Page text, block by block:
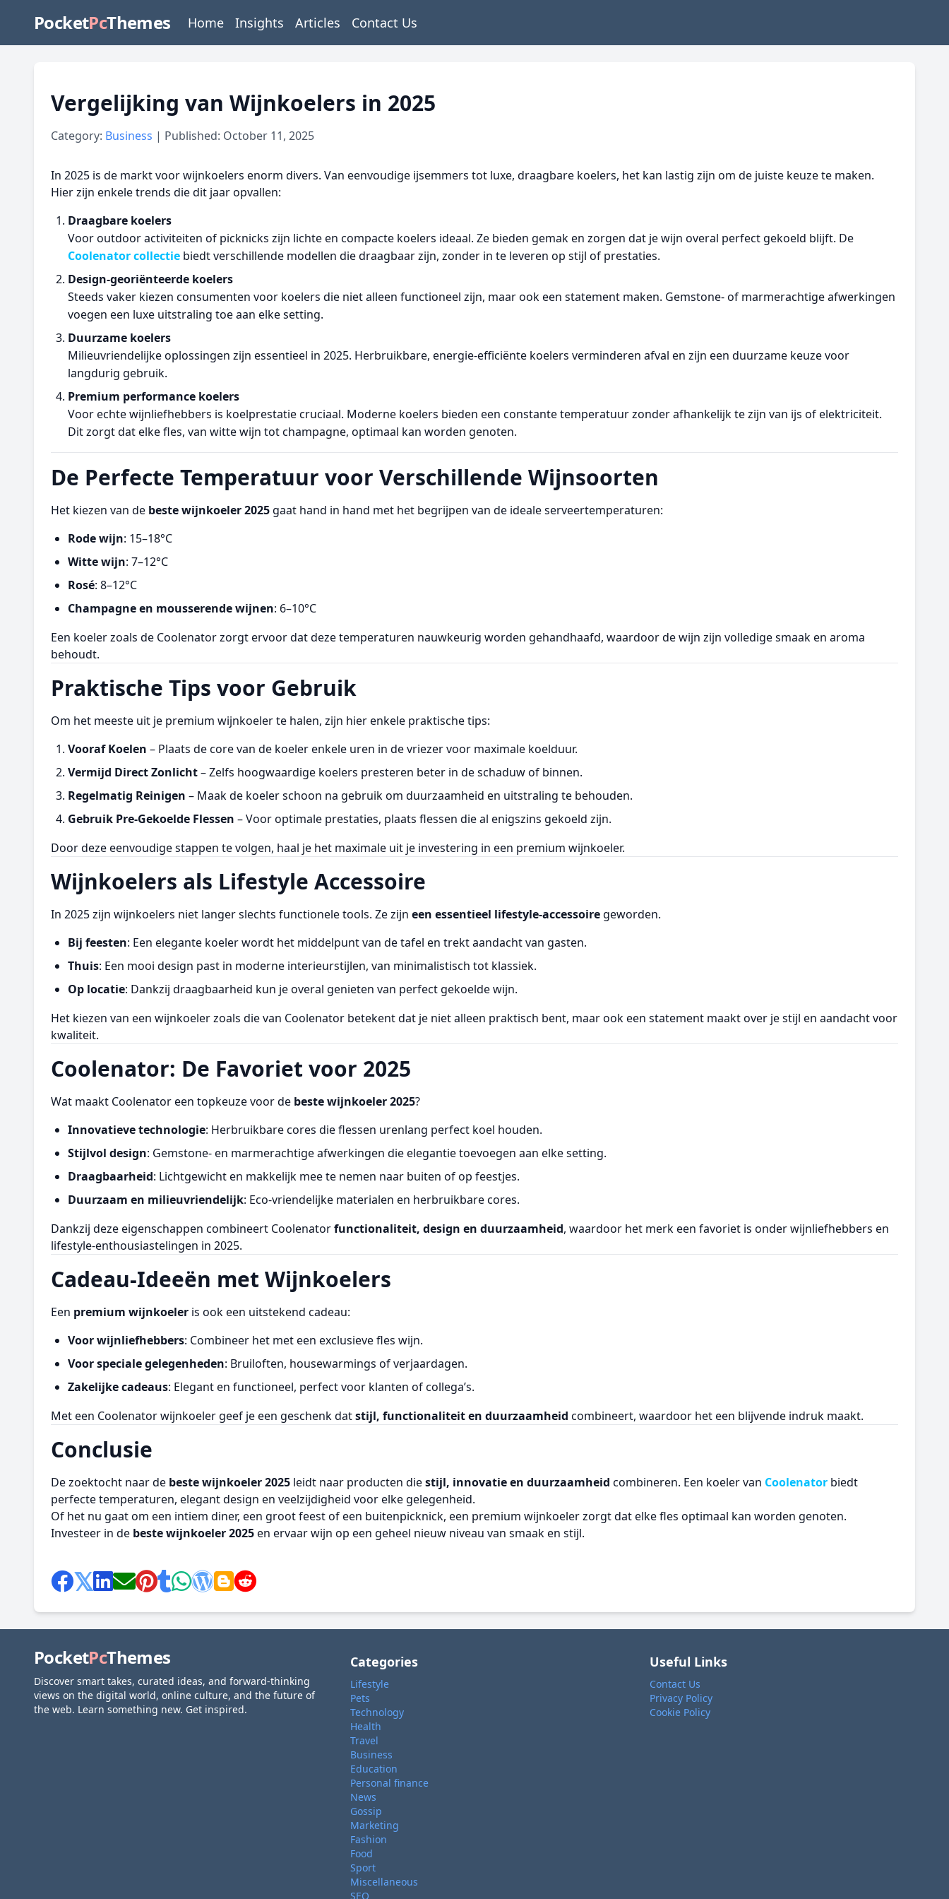
PocketPcThemes Home Insights Articles Contact Us
Vergelijking van Wijnkoelers in 2025
Category: Business | Published: October 11, 2025
In 2025 is de markt voor wijnkoelers enorm divers. Van eenvoudige ijsemmers tot luxe, draagbare koelers, het kan lastig zijn om de juiste keuze te maken.
Hier zijn enkele trends die dit jaar opvallen:
Draagbare koelers
Voor outdoor activiteiten of picknicks zijn lichte en compacte koelers ideaal. Ze bieden gemak en zorgen dat je wijn overal perfect gekoeld blijft. De
Coolenator collectie biedt verschillende modellen die draagbaar zijn, zonder in te leveren op stijl of prestaties.
Design-georiënteerde koelers
Steeds vaker kiezen consumenten voor koelers die niet alleen functioneel zijn, maar ook een statement maken. Gemstone- of marmerachtige afwerkingen
voegen een luxe uitstraling toe aan elke setting.
Duurzame koelers
Milieuvriendelijke oplossingen zijn essentieel in 2025. Herbruikbare, energie-efficiënte koelers verminderen afval en zijn een duurzame keuze voor
langdurig gebruik.
Premium performance koelers
Voor echte wijnliefhebbers is koelprestatie cruciaal. Moderne koelers bieden een constante temperatuur zonder afhankelijk te zijn van ijs of elektriciteit.
Dit zorgt dat elke fles, van witte wijn tot champagne, optimaal kan worden genoten.
De Perfecte Temperatuur voor Verschillende Wijnsoorten
Het kiezen van de beste wijnkoeler 2025 gaat hand in hand met het begrijpen van de ideale serveertemperaturen:
Rode wijn: 15–18°C
Witte wijn: 7–12°C
Rosé: 8–12°C
Champagne en mousserende wijnen: 6–10°C
Een koeler zoals de Coolenator zorgt ervoor dat deze temperaturen nauwkeurig worden gehandhaafd, waardoor de wijn zijn volledige smaak en aroma
behoudt.
Praktische Tips voor Gebruik
Om het meeste uit je premium wijnkoeler te halen, zijn hier enkele praktische tips:
Vooraf Koelen – Plaats de core van de koeler enkele uren in de vriezer voor maximale koelduur.
Vermijd Direct Zonlicht– Zelfs hoogwaardige koelers presteren beter in de schaduw of binnen.
Regelmatig Reinigen – Maak de koeler schoon na gebruik om duurzaamheid en uitstraling te behouden.
Gebruik Pre-Gekoelde Flessen – Voor optimale prestaties, plaats flessen die al enigszins gekoeld zijn.
Door deze eenvoudige stappen te volgen, haal je het maximale uit je investering in een premium wijnkoeler.
Wijnkoelers als Lifestyle Accessoire
In 2025 zijn wijnkoelers niet langer slechts functionele tools. Ze zijn een essentieel lifestyle-accessoire geworden.
Bij feesten: Een elegante koeler wordt het middelpunt van de tafel en trekt aandacht van gasten.
Thuis: Een mooi design past in moderne interieurstijlen, van minimalistisch tot klassiek.
Op locatie: Dankzij draagbaarheid kun je overal genieten van perfect gekoelde wijn.
Het kiezen van een wijnkoeler zoals die van Coolenator betekent dat je niet alleen praktisch bent, maar ook een statement maakt over je stijl en aandacht voor
kwaliteit.
Coolenator: De Favoriet voor 2025
Wat maakt Coolenator een topkeuze voor de beste wijnkoeler 2025?
Innovatieve technologie: Herbruikbare cores die flessen urenlang perfect koel houden.
Stijlvol design: Gemstone- en marmerachtige afwerkingen die elegantie toevoegen aan elke setting.
Draagbaarheid: Lichtgewicht en makkelijk mee te nemen naar buiten of op feestjes.
Duurzaam en milieuvriendelijk: Eco-vriendelijke materialen en herbruikbare cores.
Dankzij deze eigenschappen combineert Coolenatorfunctionaliteit, design en duurzaamheid, waardoor het merk een favoriet is onder wijnliefhebbers en
lifestyle-enthousiastelingen in 2025.
Cadeau-Ideeën met Wijnkoelers
Een premium wijnkoeler is ook een uitstekend cadeau:
Voor wijnliefhebbers: Combineer het met een exclusieve fles wijn.
Voor speciale gelegenheden: Bruiloften, housewarmings of verjaardagen.
Zakelijke cadeaus: Elegant en functioneel, perfect voor klanten of collega’s.
Met een Coolenator wijnkoeler geef je een geschenk datstijl, functionaliteit en duurzaamheid combineert, waardoor het een blijvende indruk maakt.
Conclusie
De zoektocht naar de beste wijnkoeler 2025 leidt naar producten diestijl, innovatie en duurzaamheid combineren. Een koeler van Coolenator biedt
perfecte temperaturen, elegant design en veelzijdigheid voor elke gelegenheid.
Of het nu gaat om een intiem diner, een groot feest of een buitenpicknick, een premium wijnkoeler zorgt dat elke fles optimaal kan worden genoten.
Investeer in de beste wijnkoeler 2025en ervaar wijn op een geheel nieuw niveau van smaak en stijl.
PocketPcThemes
Discover smart takes, curated ideas, and forward-thinking
views on the digital world, online culture, and the future of
the web. Learn something new. Get inspired.
Categories
Lifestyle
Pets
Technology
Health
Travel
Business
Education
Personal finance
News
Gossip
Marketing
Fashion
Food
Sport
Miscellaneous
SEO
Useful Links
Contact Us
Privacy Policy
Cookie Policy